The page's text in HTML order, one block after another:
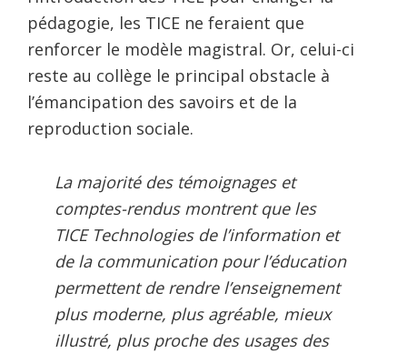
pédagogie, les TICE ne feraient que
renforcer le modèle magistral. Or, celui-ci
reste au collège le principal obstacle à
l’émancipation des savoirs et de la
reproduction sociale.
La majorité des témoignages et
comptes-rendus montrent que les
TICE Technologies de l’information et
de la communication pour l’éducation
permettent de rendre l’enseignement
plus moderne, plus agréable, mieux
illustré, plus proche des usages des